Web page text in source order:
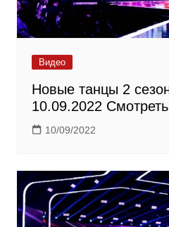
Видео
Новые танцы 2
10.09.2022
10/09/2022